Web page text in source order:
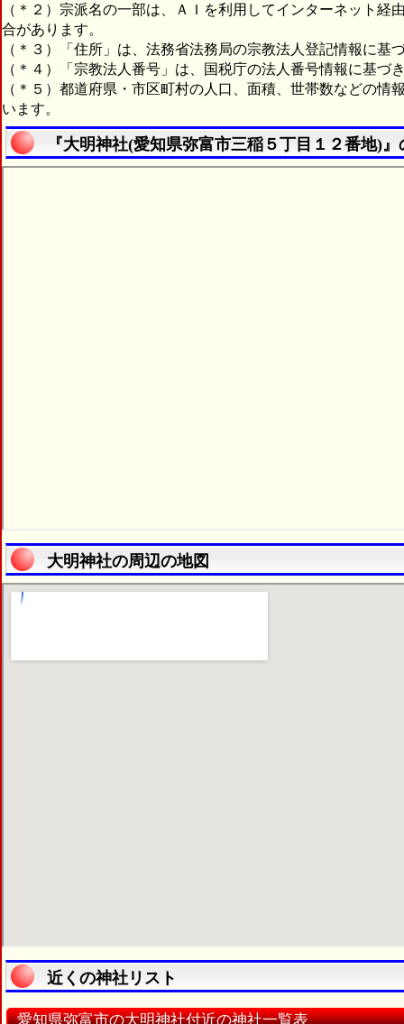
（＊２）宗派名の一部は、ＡＩを利用してインターネット
合があります。
（＊３）「住所」は、法務省法務局の宗教法人登記情報に基
（＊４）「宗教法人番号」は、国税庁の法人番号情報に基づ
（＊５）都道府県・市区町村の人口、面積、世帯数などの
います。
『大明神社(愛知県弥富市三稲５丁目１２番地)
大明神社の周辺の地図
近くの神社リスト
愛知県弥富市の大明神社付近の神社一覧表